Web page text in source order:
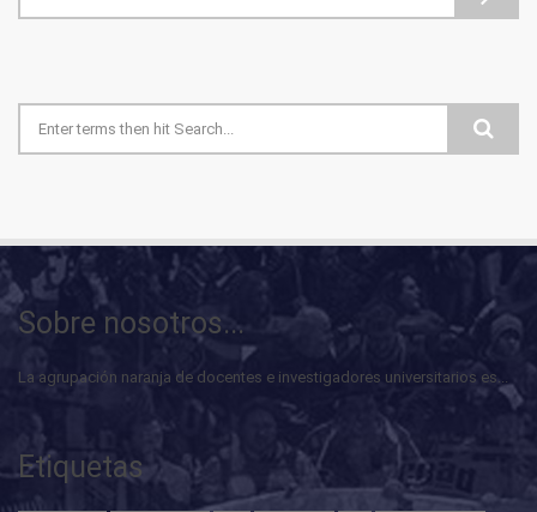
Formulario de búsqueda
Sobre nosotros...
La agrupación naranja de docentes e investigadores universitarios es...
Etiquetas